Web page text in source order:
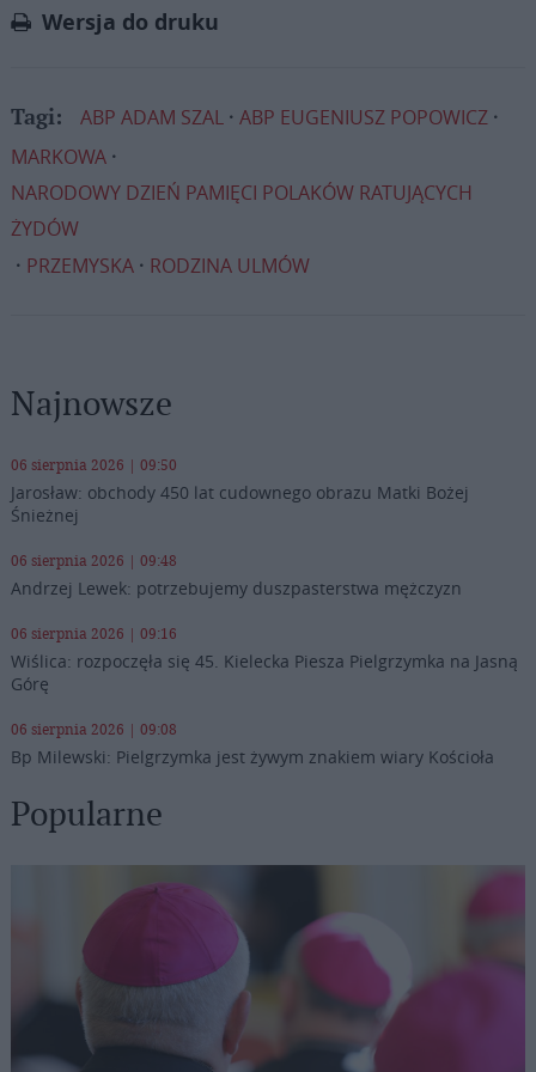
Wersja do druku
Tagi: ABP ADAM SZAL ABP EUGENIUSZ POPOWICZ
MARKOWA
NARODOWY DZIEŃ PAMIĘCI POLAKÓW RATUJĄCYCH
ŻYDÓW
PRZEMYSKA
RODZINA ULMÓW
Najnowsze
06 sierpnia 2026 | 09:50
Jarosław: obchody 450 lat cudownego obrazu Matki Bożej
Śnieżnej
06 sierpnia 2026 | 09:48
Andrzej Lewek: potrzebujemy duszpasterstwa mężczyzn
06 sierpnia 2026 | 09:16
Wiślica: rozpoczęła się 45. Kielecka Piesza Pielgrzymka na Jasną
Górę
06 sierpnia 2026 | 09:08
Bp Milewski: Pielgrzymka jest żywym znakiem wiary Kościoła
Popularne